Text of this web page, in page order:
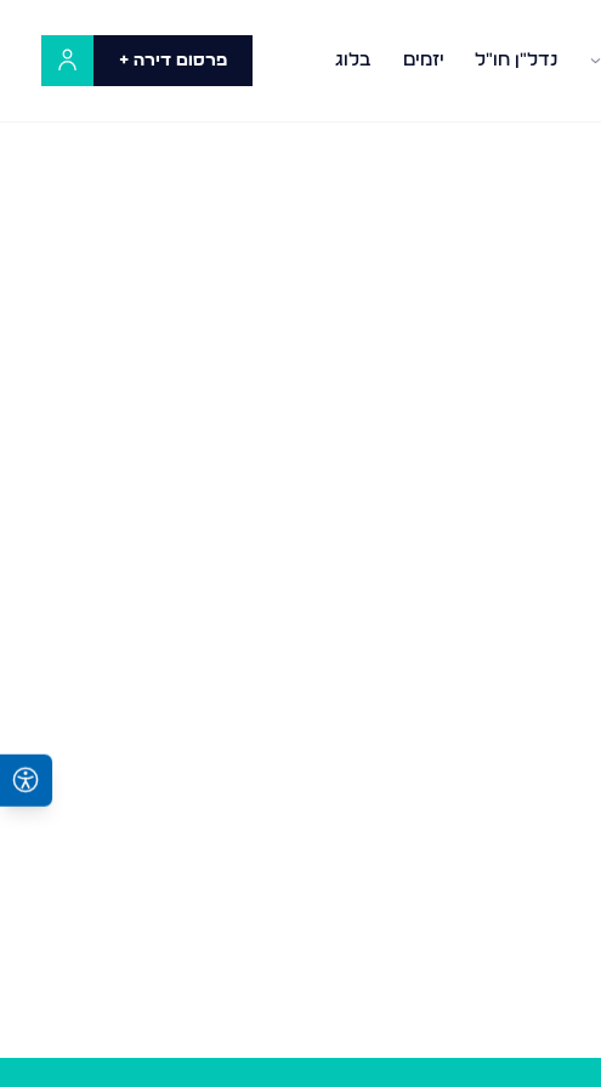
נדל"ן חו"ל יזמים בלוג פרסום דירה +